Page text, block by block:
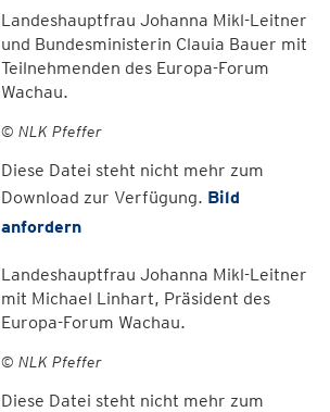
Landeshauptfrau Johanna Mikl-Leitner
und Bundesministerin Clauia Bauer mit
Teilnehmenden des Europa-Forum
Wachau.
© NLK Pfeffer
Diese Datei steht nicht mehr zum
Download zur Verfügung. Bild
anfordern
Landeshauptfrau Johanna Mikl-Leitner
mit Michael Linhart, Präsident des
Europa-Forum Wachau.
© NLK Pfeffer
Diese Datei steht nicht mehr zum